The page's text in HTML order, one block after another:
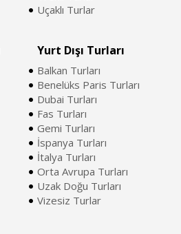
Uçaklı Turlar
Yurt Dışı Turları
Balkan Turları
Benelüks Paris Turları
Dubai Turları
Fas Turları
Gemi Turları
İspanya Turları
İtalya Turları
Orta Avrupa Turları
Uzak Doğu Turları
Vizesiz Turlar